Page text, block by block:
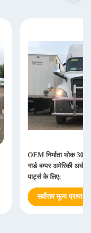
OEM निर्माता थोक
गार्ड बम्पर अमेरिकी अर्ध
पार्ट्स के लिए:
सर्वोत्तम मूल्य प्राप्त